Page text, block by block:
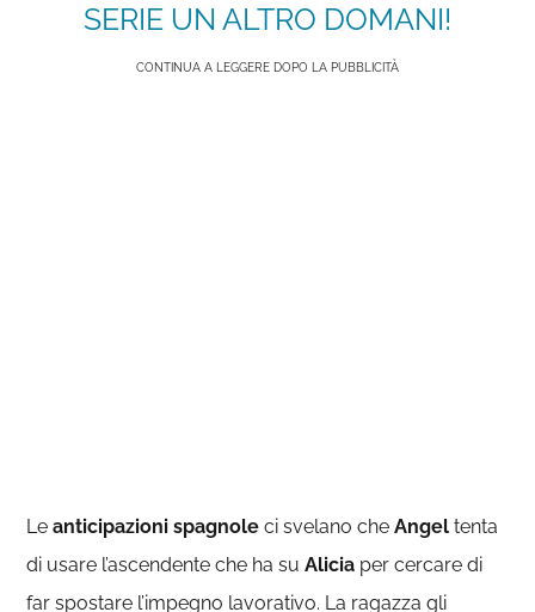
SERIE UN ALTRO DOMANI!
CONTINUA A LEGGERE DOPO LA PUBBLICITÀ
Le anticipazioni spagnole ci svelano cheAngel tenta
di usare l’ascendente che ha suAlicia per cercare di
far spostare l’impegno lavorativo. La ragazza gli